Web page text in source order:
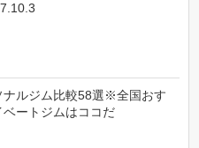
ナルジム比較58選※全国おす
ベートジムはココだ